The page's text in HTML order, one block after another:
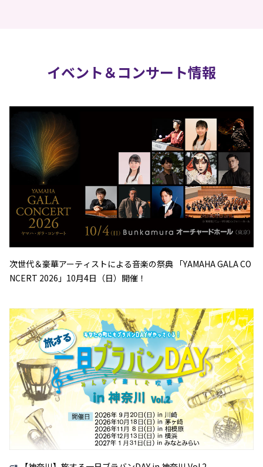
イベント＆コンサート情報
次世代＆豪華アーティストによる音楽の祭典 「YAMAHA GALA CO
NCERT 2026」10月4日（日）開催！